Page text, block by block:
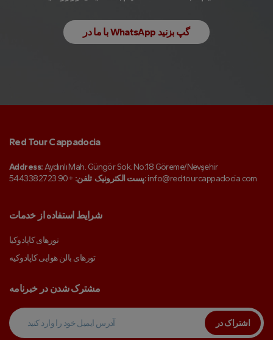
با ما در WhatsApp گپ بزنید
Red Tour Cappadocia
Address:Aydınlı Mah. Güngör Sok. No:18 Göreme/Nevşehir
تلفن: +90 5443382723 پست الکترونیک:info@redtourcappadocia.com
شرایط استفاده از خدمات
تورهای کاپادوکیا
تورهای بالن هوایی کاپادوکیه
مشترک شدن در خبرنامه
اشتراک در